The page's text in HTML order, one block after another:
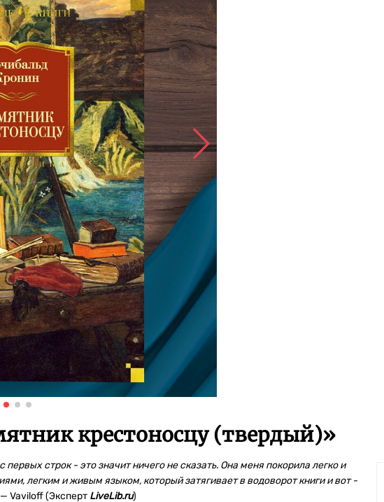
крестоносцу (твердый)»
первых строк - это значит ничего не сказать. Она меня покорила легко и
легким и живым языком, который затягивает в водоворот книги и вот -
Vaviloff (Эксперт LiveLib.ru)